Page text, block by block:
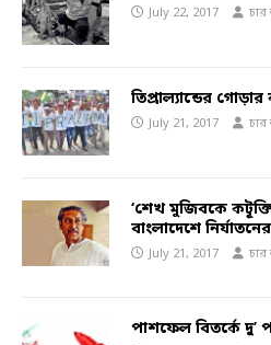
July 22, 2017 চার
তিপ্রাল্যান্ডের
July 21, 2017 চার
‘শেখ মুজিবকে
বাংলাদেশে
July 21, 2017 চার
পাশফেল বিতর্কে দু’